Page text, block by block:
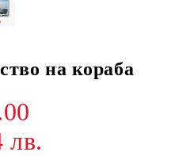
на кораба
лв.